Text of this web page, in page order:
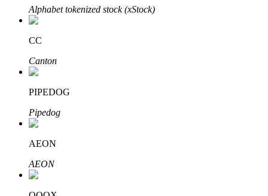
Raih keuntungan jangka panjang dan kepentingan fleksibel
Alphabet tokenized stock (xStock)
CC
Canton
PIPEDOG
Pipedog
AEON
AEON